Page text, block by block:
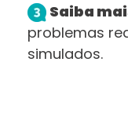
Saiba
problemas
simulados.